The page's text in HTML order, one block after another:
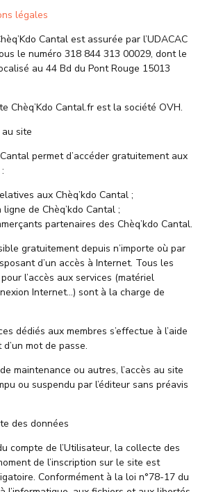
légales
Cantal est assurée par l’UDACAC
le numéro 318 844 313 00029, dont le
au 44 Bd du Pont Rouge 15013
Chèq’Kdo Cantal.fr est la société OVH.
site
permet d’accéder gratuitement aux
aux Chèq’kdo Cantal ;
ligne de Chèq’kdo Cantal ;
partenaires des Chèq’kdo Cantal.
gratuitement depuis n’importe où par
d’un accès à Internet. Tous les
l’accès aux services (matériel
Internet…) sont à la charge de
dédiés aux membres s’effectue à l’aide
mot de passe.
maintenance ou autres, l’accès au site
ou suspendu par l’éditeur sans préavis
des données
compte de l’Utilisateur, la collecte des
de l’inscription sur le site est
Conformément à la loi n°78-17 du